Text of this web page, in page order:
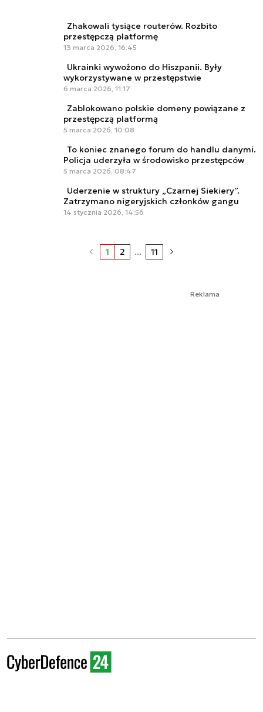
Zhakowali tysiące routerów. Rozbito
przestępczą platformę
13 marca 2026, 16:45
Ukrainki wywożono do Hiszpanii. Były
wykorzystywane w przestępstwie
6 marca 2026, 11:17
Zablokowano polskie domeny powiązane z
przestępczą platformą
5 marca 2026, 10:08
To koniec znanego forum do handlu danymi.
Policja uderzyła w środowisko przestępców
5 marca 2026, 08:47
Uderzenie w struktury „Czarnej Siekiery”.
Zatrzymano nigeryjskich członków gangu
14 stycznia 2026, 14:56
1 2 ... 11
Reklama